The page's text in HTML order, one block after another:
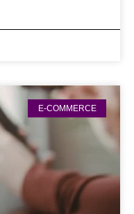
E-COMMERCE